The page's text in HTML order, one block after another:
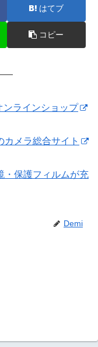
はてブ
コピー
ンラインショップ
カメラ総合サイト
・保護フィルムが充
Demi